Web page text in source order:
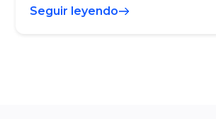
Seguir leyendo